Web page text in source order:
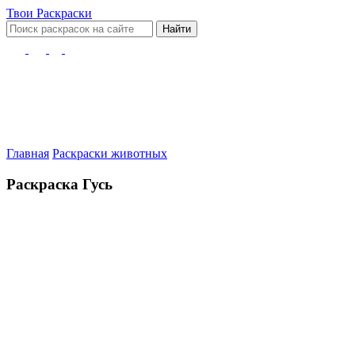
Твои Раскраски
Найти
Главная Раскраски животных
Раскраска Гусь